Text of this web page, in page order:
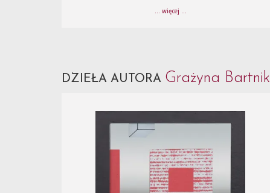
... więcej ...
DZIEŁA AUTORA Grażyna Bartnik